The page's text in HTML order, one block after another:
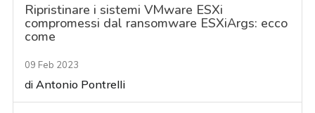
Ripristinare i sistemi VMware ESXi
compromessi dal ransomware ESXiArgs: ecco
come
09 Feb 2023
diAntonio Pontrelli